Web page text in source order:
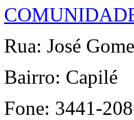
Rua: José
Bairro: Capilé
Fone: 3441-